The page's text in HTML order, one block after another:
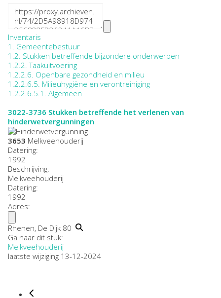
Inventaris
1. Gemeentebestuur
1.2. Stukken betreffende bijzondere onderwerpen
1.2.2. Taakuitvoering
1.2.2.6. Openbare gezondheid en milieu
1.2.2.6.5. Milieuhygiëne en verontreiniging
1.2.2.6.5.1. Algemeen
3022-3736 Stukken betreffende het verlenen van
hinderwetvergunningen
3653 Melkveehouderij
Datering:
1992
Beschrijving:
Melkveehouderij
Datering:
1992
Adres:
Rhenen, De Dijk 80
Ga naar dit stuk:
Melkveehouderij
laatste wijziging 13-12-2024